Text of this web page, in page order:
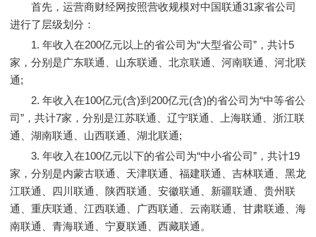
首先，运营商财经网按照营收规模对中国联通31家省公司
进行了层级划分：
1. 年收入在200亿元以上的省公司为“大型省公司”，共计5
家，分别是广东联通、山东联通、北京联通、河南联通、河北联
通;
2. 年收入在100亿元(含)到200亿元(含)的省公司为“中等省公
司”，共计7家，分别是江苏联通、辽宁联通、上海联通、浙江联
通、湖南联通、山西联通、湖北联通;
3. 年收入在100亿元以下的省公司为“中小省公司”，共计19
家，分别是内蒙古联通、天津联通、福建联通、吉林联通、黑龙
江联通、四川联通、陕西联通、安徽联通、新疆联通、贵州联
通、重庆联通、江西联通、广西联通、云南联通、甘肃联通、海
南联通、青海联通、宁夏联通、西藏联通。